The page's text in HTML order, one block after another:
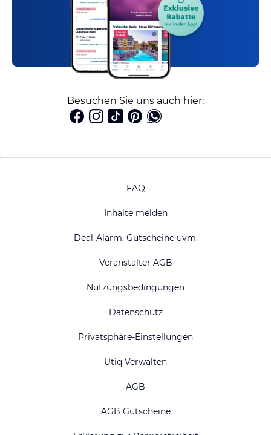
Besuchen Sie uns auch hier:
FAQ
Inhalte melden
Deal-Alarm, Gutscheine uvm.
Veranstalter AGB
Nutzungsbedingungen
Datenschutz
Privatsphäre-Einstellungen
Utiq Verwalten
AGB
AGB Gutscheine